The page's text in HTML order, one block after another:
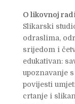
O likovnoj
Slikarski
odraslima,
srijedom i
edukativan:
upoznavanje
povijesti
crtanje i